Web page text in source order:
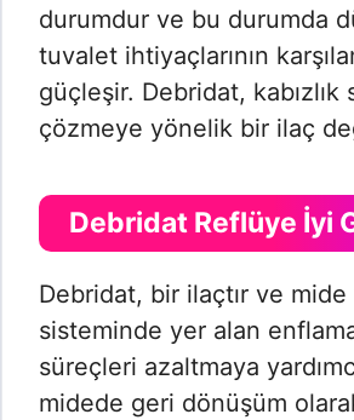
durumdur ve bu durumda
tuvalet ihtiyaçlarının
güçleşir. Debridat, kabızlık
çözmeye yönelik bir ilaç
Debridat Reflüye İyi
Debridat, bir ilaçtır ve mide
sisteminde yer alan
süreçleri azaltmaya
midede geri dönüşüm